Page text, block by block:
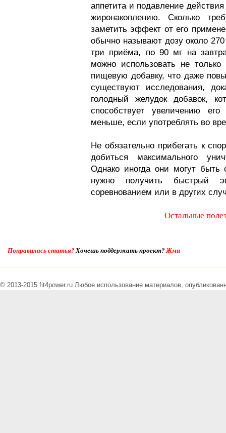
аппетита и подавление
жиронакоплению. Сколько
заметить эффект от его
обычно называют дозу около
три приёма, по 90 мг на
можно использовать не
пищевую добавку, что даже
существуют исследования,
голодный желудок добавок,
способствует увеличению
меньше, если употреблять во
Не обязательно прибегать к
добиться максимального
Однако иногда они могут быть
нужно получить быстрый
соревнованием или в других
Остальные
Понравилась статья? Хочешь поддержать проект?Жми
© 2013-2015 fit4power.ru Любое использование материалов,